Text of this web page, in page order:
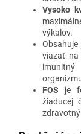
Vysoko
výkalov.
Obsahuje
viazať na
FOS
je
žiaducej